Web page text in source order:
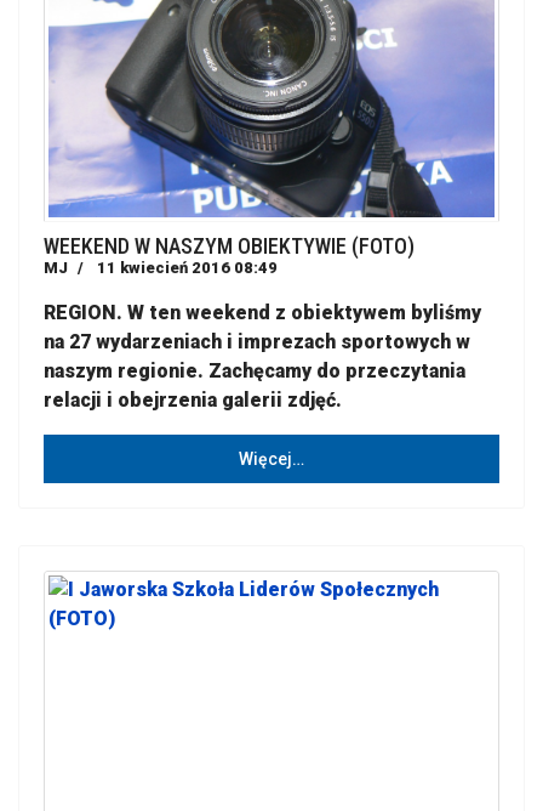
WEEKEND W NASZYM OBIEKTYWIE (FOTO)
MJ 11 kwiecień 2016 08:49
REGION. W ten weekend z obiektywem byliśmy
na 27 wydarzeniach i imprezach sportowych w
naszym regionie. Zachęcamy do przeczytania
relacji i obejrzenia galerii zdjęć.
Więcej…